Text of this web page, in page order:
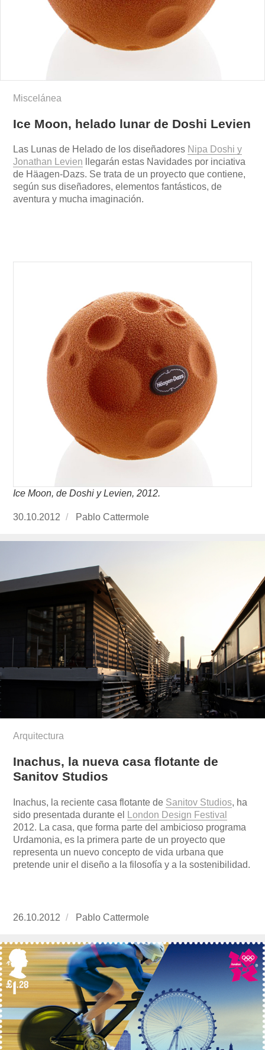
Miscelánea
Ice Moon, helado lunar de Doshi Levien
Las Lunas de Helado de los diseñadores Nipa Doshi y
Jonathan Levien llegarán estas Navidades por inciativa
de Häagen-Dazs. Se trata de un proyecto que contiene,
según sus diseñadores, elementos fantásticos, de
aventura y mucha imaginación.
Ice Moon, de Doshi y Levien, 2012.
Publicado
30.10.2012 https://www.experimenta.es/author/
Pablo Cattermole
Arquitectura
Inachus, la nueva casa flotante de
Sanitov Studios
Inachus, la reciente casa flotante de Sanitov Studios, ha
sido presentada durante el
London Design Festival
2012. La casa, que forma parte del ambicioso programa
Urdamonia, es la primera parte de un proyecto que
representa un nuevo concepto de vida urbana que
pretende unir el diseño a la filosofía y a la sostenibilidad.
Publicado
26.10.2012 https://www.experimenta.es/author/
Pablo Cattermole